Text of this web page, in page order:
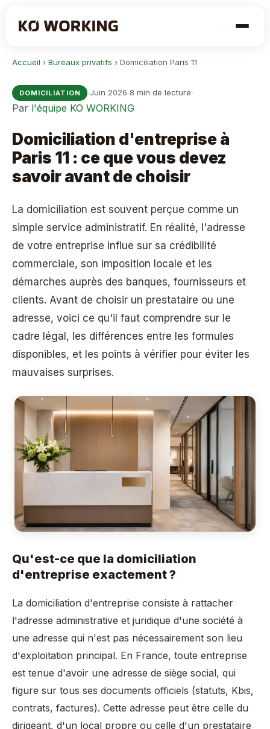
Accueil › Bureaux privatifs › Domiciliation Paris 11
DOMICILIATION ·Juin 2026·8 min de lecture·
Par l'équipe KO WORKING
Domiciliation d'entreprise à
Paris 11 : ce que vous devez
savoir avant de choisir
La domiciliation est souvent perçue comme un
simple service administratif. En réalité, l'adresse
de votre entreprise influe sur sa crédibilité
commerciale, son imposition locale et les
démarches auprès des banques, fournisseurs et
clients. Avant de choisir un prestataire ou une
adresse, voici ce qu'il faut comprendre sur le
cadre légal, les différences entre les formules
disponibles, et les points à vérifier pour éviter les
mauvaises surprises.
Qu'est-ce que la domiciliation
d'entreprise exactement ?
La domiciliation d'entreprise consiste à rattacher
l'adresse administrative et juridique d'une société à
une adresse qui n'est pas nécessairement son lieu
d'exploitation principal. En France, toute entreprise
est tenue d'avoir une adresse de siège social, qui
figure sur tous ses documents officiels (statuts, Kbis,
contrats, factures). Cette adresse peut être celle du
dirigeant, d'un local propre ou celle d'un prestataire